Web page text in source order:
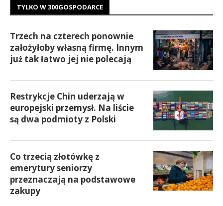
TYLKO W 300GOSPODARCE
Trzech na czterech ponownie
założyłoby własną firmę. Innym
już tak łatwo jej nie polecają
Restrykcje Chin uderzają w
europejski przemysł. Na liście
są dwa podmioty z Polski
Co trzecią złotówkę z
emerytury seniorzy
przeznaczają na podstawowe
zakupy